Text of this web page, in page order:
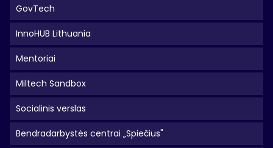
GovTech
InnoHUB Lithuania
Mentoriai
Miltech Sandbox
Socialinis verslas
Bendradarbystės centrai „Spiečius"